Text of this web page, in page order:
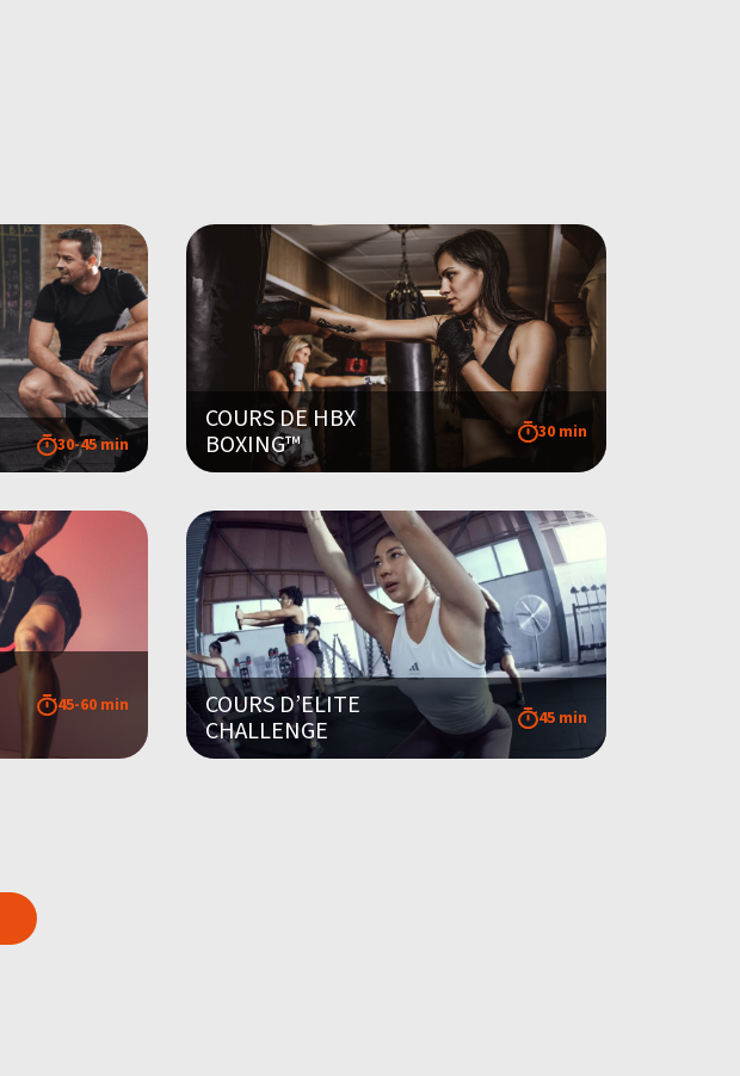
30-45 min
COURS DE HBX
BOXING™ 30 min
45-60 min COURS D’ELITE
CHALLENGE 45 min